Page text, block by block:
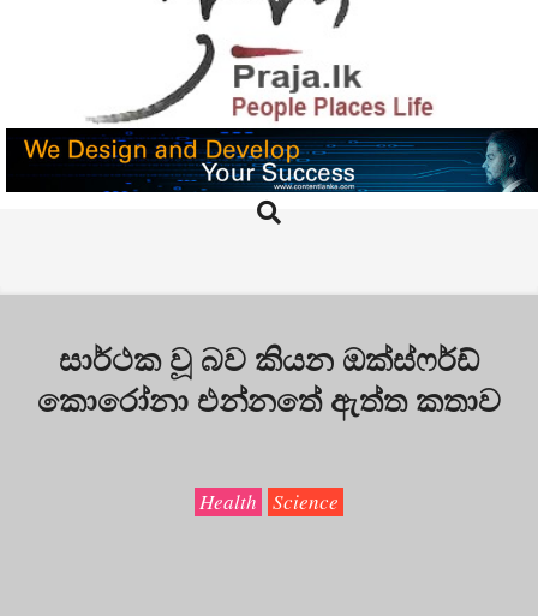
PRAJA.LK
Search
සාර්ථක වූ බව කියන ඔක්ස්ෆර්ඩ්
කොරෝනා එන්නතේ ඇත්ත කතාව
Health Science